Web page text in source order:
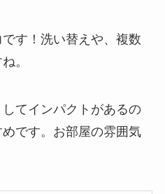
す！洗い替えや、複数
。
てインパクトがあるの
です。お部屋の雰囲気